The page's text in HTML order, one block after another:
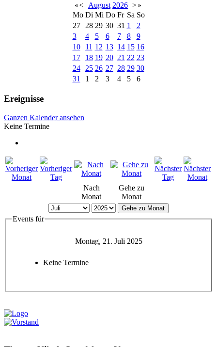
«< August 2026 >»
Mo Di Mi Do Fr Sa So
27
28 29 30 31 1
2
3
4 5 6 7 8
9
10
11 12 13 14 15 16
17
18 19 20 21 22 23
24
25 26 27 28 29 30
31
1 2 3 4 5 6
Ereignisse
Ganzen Kalender ansehen
Keine Termine
Nach
Monat
Gehe zu
Monat
Gehe zu Monat
Events für
Montag, 21. Juli 2025
Keine Termine